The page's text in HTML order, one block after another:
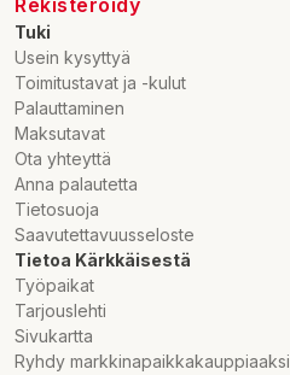
Rekisteröidy
Tuki
Usein kysyttyä
Toimitustavat ja -kulut
Palauttaminen
Maksutavat
Ota yhteyttä
Anna palautetta
Tietosuoja
Saavutettavuusseloste
Tietoa Kärkkäisestä
Työpaikat
Tarjouslehti
Sivukartta
Ryhdy markkinapaikkakauppiaaksi